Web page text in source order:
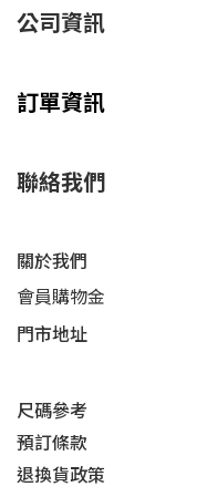
公司資訊
訂單資訊
聯絡我們
關於我們
會員購物金
門市地址
尺碼參考
預訂條款
退換貨政策​